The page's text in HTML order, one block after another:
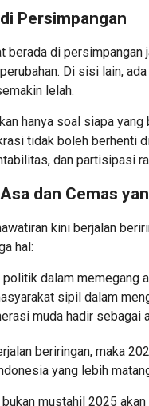
Persimpangan
berada di persimpangan
Di sisi lain,
lelah.
hanya soal siapa
tidak boleh berhenti
dan partisipasi
dan Cemas
kini berjalan
hal:
dalam memegang
sipil dalam
muda hadir sebagai
beriringan, maka
yang lebih
bukan mustahil 2025